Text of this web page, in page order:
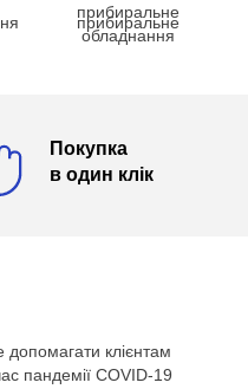
прибиральне
обладнання
Покупка
в один клік
допомагати клієнтам
пандемії COVID-19